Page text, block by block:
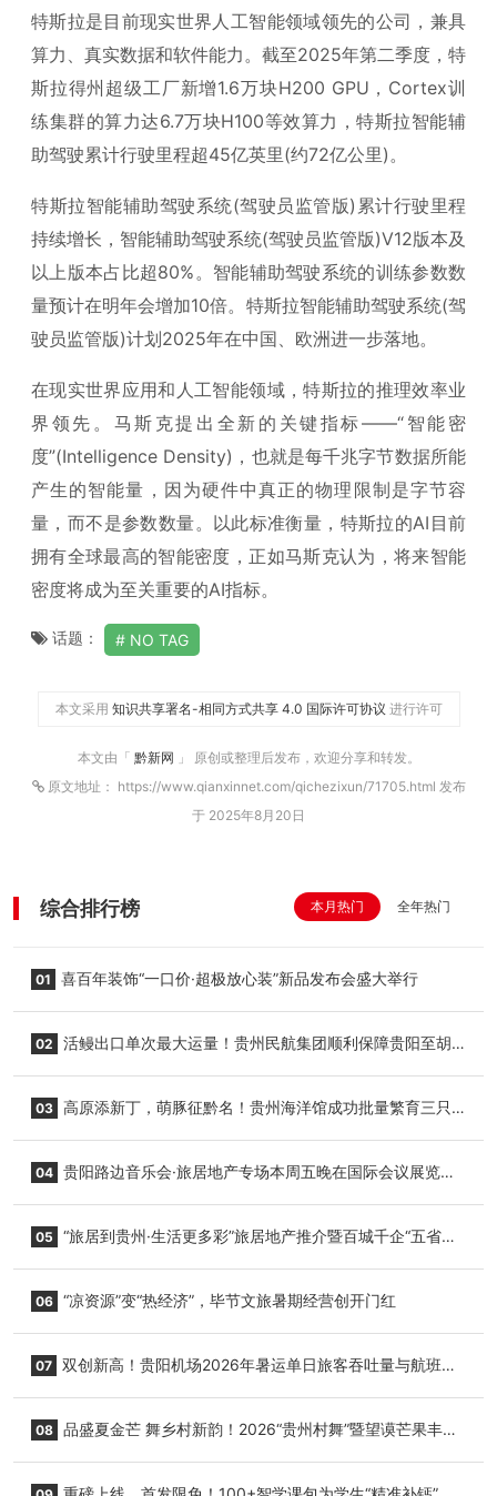
特斯拉是目前现实世界人工智能领域领先的公司，兼具
算力、真实数据和软件能力。截至2025年第二季度，特
斯拉得州超级工厂新增1.6万块H200 GPU，Cortex训
练集群的算力达6.7万块H100等效算力，特斯拉智能辅
助驾驶累计行驶里程超45亿英里(约72亿公里)。
特斯拉智能辅助驾驶系统(驾驶员监管版)累计行驶里程
持续增长，智能辅助驾驶系统(驾驶员监管版)V12版本及
以上版本占比超80%。智能辅助驾驶系统的训练参数数
量预计在明年会增加10倍。特斯拉智能辅助驾驶系统(驾
驶员监管版)计划2025年在中国、欧洲进一步落地。
在现实世界应用和人工智能领域，特斯拉的推理效率业
界领先。马斯克提出全新的关键指标——“智能密
度”(Intelligence Density)，也就是每千兆字节数据所能
产生的智能量，因为硬件中真正的物理限制是字节容
量，而不是参数数量。以此标准衡量，特斯拉的AI目前
拥有全球最高的智能密度，正如马斯克认为，将来智能
密度将成为至关重要的AI指标。
话题： NO TAG
本文采用 知识共享署名-相同方式共享 4.0 国际许可协议 进行许可
本文由「 黔新网 」 原创或整理后发布，欢迎分享和转发。
原文地址： https://www.qianxinnet.com/qichezixun/71705.html 发布
于 2025年8月20日
综合排行榜 本月热门 全年热门
01 喜百年装饰“一口价·超极放心装”新品发布会盛大举行
02 活鳗出口单次最大运量！贵州民航集团顺利保障贵阳至胡
03 高原添新丁，萌豚征黔名！贵州海洋馆成功批量繁育三只
04 贵阳路边音乐会·旅居地产专场本周五晚在国际会议展览中
05 “旅居到贵州·生活更多彩”旅居地产推介暨百城千企“五省
06 “凉资源”变“热经济”，毕节文旅暑期经营创开门红
07 双创新高！贵阳机场2026年暑运单日旅客吞吐量与航班起
08 品盛夏金芒 舞乡村新韵！2026“贵州村舞”暨望谟芒果丰收